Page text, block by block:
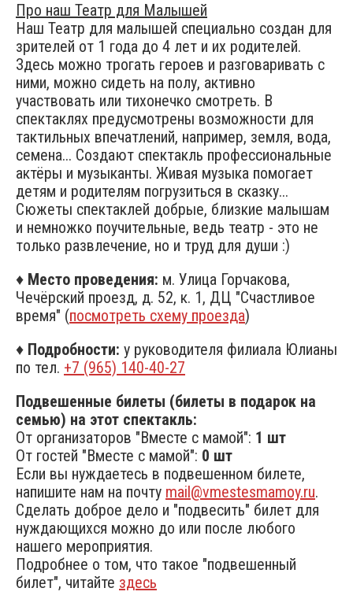
Про наш Театр для Малышей
Наш Театр для малышей специально создан для
зрителей от 1 года до 4 лет и их родителей.
Здесь можно трогать героев и разговаривать с
ними, можно сидеть на полу, активно
участвовать или тихонечко смотреть. В
спектаклях предусмотрены возможности для
тактильных впечатлений, например, земля, вода,
семена... Создают спектакль профессиональные
актёры и музыканты. Живая музыка помогает
детям и родителям погрузиться в сказку...
Сюжеты спектаклей добрые, близкие малышам
и немножко поучительные, ведь театр - это не
только развлечение, но и труд для души :)
♦ Место проведения: м. Улица Горчакова,
Чечёрский проезд, д. 52, к. 1, ДЦ "Счастливое
время" (посмотреть схему проезда)
♦ Подробности: у руководителя филиала Юлианы
по тел. +7 (965) 140-40-27
Подвешенные билеты (билеты в подарок на
семью) на этот спектакль:
От организаторов "Вместе с мамой": 1 шт
От гостей "Вместе с мамой": 0 шт
Если вы нуждаетесь в подвешенном билете,
напишите нам на почту mail@vmestesmamoy.ru.
Сделать доброе дело и "подвесить" билет для
нуждающихся можно до или после любого
нашего мероприятия.
Подробнее о том, что такое "подвешенный
билет", читайте здесь